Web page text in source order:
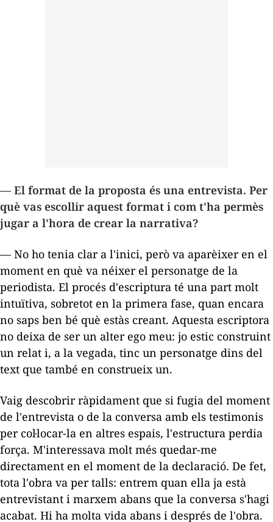
— El format de la proposta és una entrevista. Per
què vas escollir aquest format i com t'ha permès
jugar a l'hora de crear la narrativa?
— No ho tenia clar a l'inici, però va aparèixer en el
moment en què va néixer el personatge de la
periodista. El procés d'escriptura té una part molt
intuïtiva, sobretot en la primera fase, quan encara
no saps ben bé què estàs creant. Aquesta escriptora
no deixa de ser un alter ego meu: jo estic construint
un relat i, a la vegada, tinc un personatge dins del
text que també en construeix un.
Vaig descobrir ràpidament que si fugia del moment
de l'entrevista o de la conversa amb els testimonis
per col·locar-la en altres espais, l'estructura perdia
força. M'interessava molt més quedar-me
directament en el moment de la declaració. De fet,
tota l'obra va per talls: entrem quan ella ja està
entrevistant i marxem abans que la conversa s'hagi
acabat. Hi ha molta vida abans i després de l'obra.